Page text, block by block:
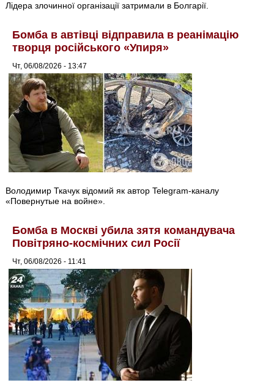
Лідера злочинної організації затримали в Болгарії.
Бомба в автівці відправила в реанімацію
творця російського «Упиря»
Чт, 06/08/2026 - 13:47
Володимир Ткачук відомий як автор Telegram-каналу
«Повернутые на войне».
Бомба в Москві убила зятя командувача
Повітряно-космічних сил Росії
Чт, 06/08/2026 - 11:41